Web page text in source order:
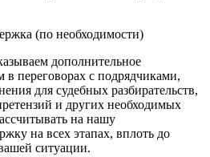
(по необходимости)
дополнительное
в переговорах с подрядчиками,
для судебных разбирательств,
и других необходимых
на нашу
на всех этапах, вплоть до
ситуации.